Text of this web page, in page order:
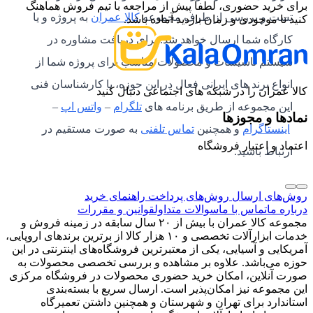
تست و بررسی از طرف مجموعهکالا عمران به پروژه و یا
کارگاه شما ارسال خواهد شد. برای دریافت مشاوره در
سیستم تاسیسات و محصولات مناسب برای پروژه شما از
انواع برند های ایرانی فعال در این حوزه، با کارشناسان فنی
این مجموعه از طریق برنامه های تلگرام – واتس اپ –
اینستاگرامو همچنین تماس تلفنی به صورت مستقیم در
ارتباط باشید.
برای خرید حضوری، لطفاً پیش از مراجعه با تیم فروش هماهنگ
کنید تا موجودی و زمان بازدید آماده باشد.
کالا عمران را در شبکه های اجتماعی دنبال کنید
نمادها و مجوزها
اعتماد و اعتبار فروشگاه
روش‌های ارسال روش‌های پرداخت راهنمای خرید
درباره ماتماس با ماسوالات متداولقوانین و مقررات
مجموعه کالا عمران با بیش از ۲۰ سال سابقه در زمینه فروش و
خدمات ابزارآلات تخصصی و ۱۰ هزار کالا از برترین برندهای اروپایی،
آمریکایی و آسیایی، یکی از معتبرترین فروشگاه‌های اینترنتی در این
حوزه می‌باشد. علاوه بر مشاهده و بررسی تخصصی محصولات به
صورت آنلاین، امکان خرید حضوری محصولات در فروشگاه مرکزی
این مجموعه نیز امکان‌پذیر است. ارسال سریع با بسته‌بندی
استاندارد برای تهران و شهرستان و همچنین داشتن تعمیرگاه